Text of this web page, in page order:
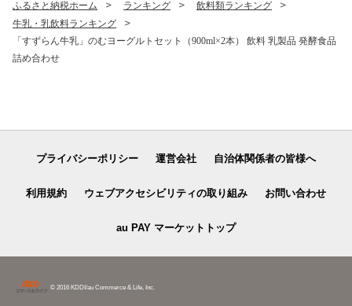
ふるさと納税ホーム ランキング
飲料類ランキング
牛乳・乳飲料ランキング
「すずらん牛乳」のむヨーグルトセット（900ml×2本） 飲料 乳製品 発酵食品
詰め合わせ
プライバシーポリシー 運営会社 自治体関係者の皆様へ
利用規約 ウェブアクセシビリティの取り組み お問い合わせ
au PAY マーケットトップ
© 2016 KDDI/au Commerce & Life, Inc.